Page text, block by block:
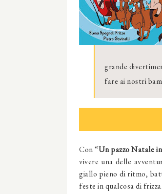
grande
fare ai nostri
Con “Un pazzo Natale
vivere una delle
giallo pieno di ritmo,
feste in qualcosa di